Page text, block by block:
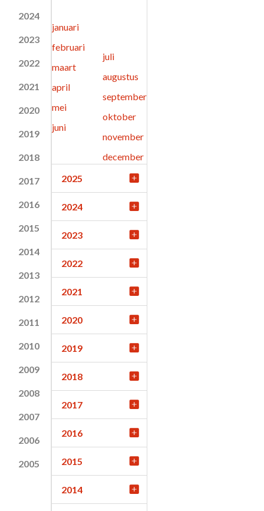
2024
2023
2022
2021
2020
2019
2018
2017
2016
2015
2014
2013
2012
2011
2010
2009
2008
2007
2006
2005
januari
februari
maart
april
mei
juni
juli
augustus
september
oktober
november
december
2025
2024
2023
2022
2021
2020
2019
2018
2017
2016
2015
2014